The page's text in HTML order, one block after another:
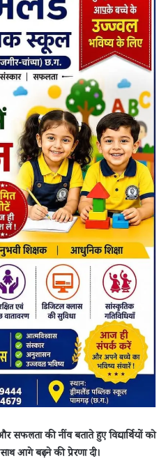
सफलता की नींव बताते हुए विद्यार्थियों को
आगे बढ़ने की प्रेरणा दी।